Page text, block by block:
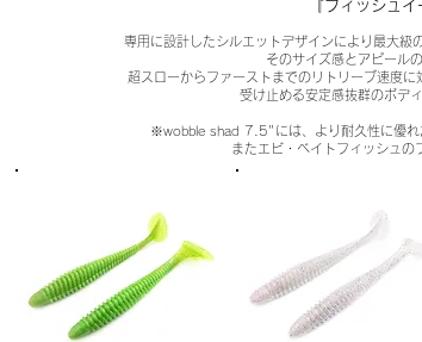
『フィッシュ
専用に設計したシルエットデザインにより最大
そのサイズ感とアピール
超スローからファーストまでのリトリーブ速度
受け止める安定感抜群のボデ
※wobble shad 7.5"には、より耐久性に優れ
またエビ・ベイトフィッシュの